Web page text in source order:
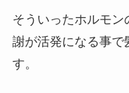
そういったホルモ
謝が活発になる事
す。